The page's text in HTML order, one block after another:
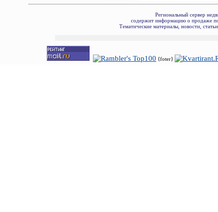
Региональный сервер
содержит информацию о продаже
Тематические материалы, новости,
{foter}